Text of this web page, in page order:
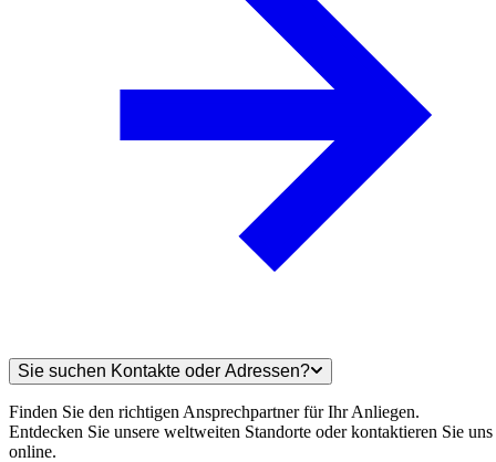
Sie suchen Kontakte oder Adressen?
Finden Sie den richtigen Ansprechpartner für Ihr Anliegen.
Entdecken Sie unsere weltweiten Standorte oder kontaktieren Sie uns
online.